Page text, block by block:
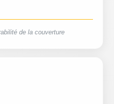
de la couverture